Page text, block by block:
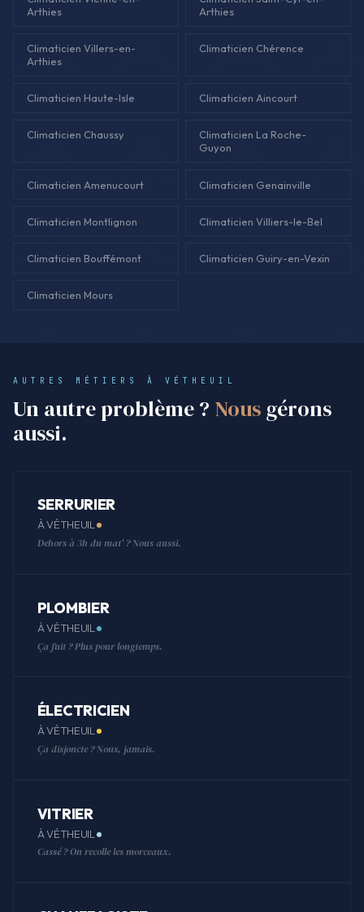
Arthies
Arthies
Climaticien Villers-en-
Arthies
Climaticien Chérence
Climaticien Haute-Isle Climaticien Aincourt
Climaticien Chaussy
Climaticien La Roche-
Guyon
Climaticien Amenucourt Climaticien Genainville
Climaticien Montlignon Climaticien Villiers-le-Bel
Climaticien Bouffémont Climaticien Guiry-en-Vexin
Climaticien Mours
AUTRES MÉTIERS À VÉTHEUIL
Un autre problème ? Nous gérons
aussi.
SERRURIER
À VÉTHEUIL
Dehors à 3h du mat' ? Nous aussi.
PLOMBIER
À VÉTHEUIL
Ça fuit ? Plus pour longtemps.
ÉLECTRICIEN
À VÉTHEUIL
Ça disjoncte ? Nous, jamais.
VITRIER
À VÉTHEUIL
Cassé ? On recolle les morceaux.